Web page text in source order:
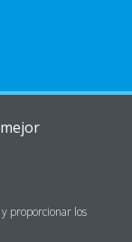
proporcionar los